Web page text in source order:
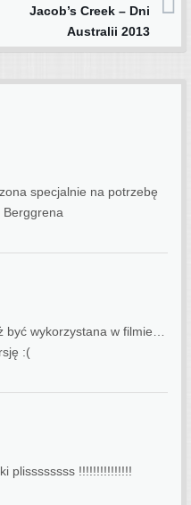
Jacob’s Creek – Dni
Australii 2013
specjalnie na potrzebę
Berggrena
być wykorzystana w filmie…
:(
plissssssss !!!!!!!!!!!!!!!